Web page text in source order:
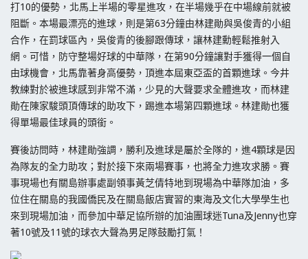
打10的優勢，北馬上半場的零星進攻，在半場幾乎在中場線前就被
阻斷。本場最漂亮的進球，則是第63分鐘由林建勛與吳俊青的小組
合作，在罰球區內，吳俊青的後腳跟傳球，讓林建勳輕鬆推射入
網。可惜，防守整場好球的中華隊，在第90分鐘讓對手獲得一個自
由球機會，北馬靠著身高優勢，頂進本屆東亞盃的首顆進球。今井
教練對於被進球感到非常不滿，少見的大聲要求全體進攻，而林建
勛在陳家駿頭頂傳球的助攻下，踢進本場第四顆進球。林建勛也獲
得單場最佳球員的頭銜。
賽後訪問時，林建勛強調，勝利及進球是屬於全隊的，進4顆球是因
為隊友的全力助攻；對於接下來兩場賽事，也將全力進攻求勝。賽
事現場也有關島辦事處副領事黃芝倩特地到現場為中華隊加油，多
位住在關島的我國僑民及在關島飯店實習的東海及文化大學學生也
來到現場加油，而參加中華足協所辦的加油團球迷Tuna及Jenny也穿
著10號及11號的球衣大聲為男足隊鼓勵打氣！